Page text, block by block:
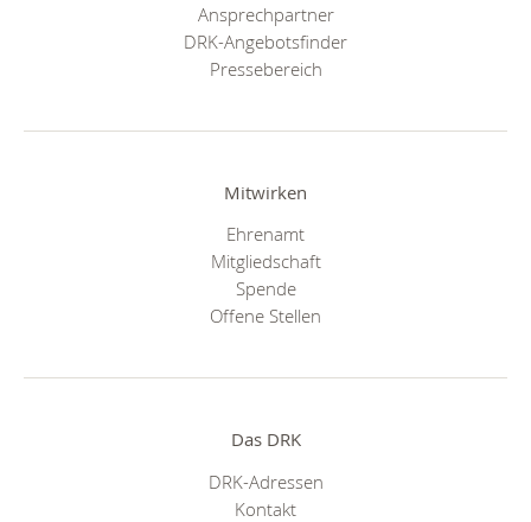
Ansprechpartner
DRK-Angebotsfinder
Pressebereich
Mitwirken
Ehrenamt
Mitgliedschaft
Spende
Offene Stellen
Das DRK
DRK-Adressen
Kontakt